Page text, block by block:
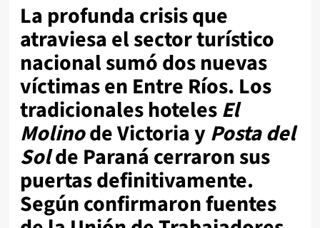
La profunda crisis que
atraviesa el sector turístico
nacional sumó dos nuevas
víctimas en Entre Ríos. Los
tradicionales hotelesEl
Molinode Victoria yPosta del
Solde Paraná cerraron sus
puertas definitivamente.
Según confirmaron fuentes